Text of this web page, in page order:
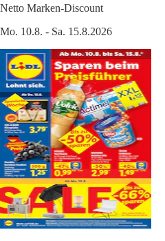
Netto Marken-Discount
Mo. 10.8. - Sa. 15.8.2026